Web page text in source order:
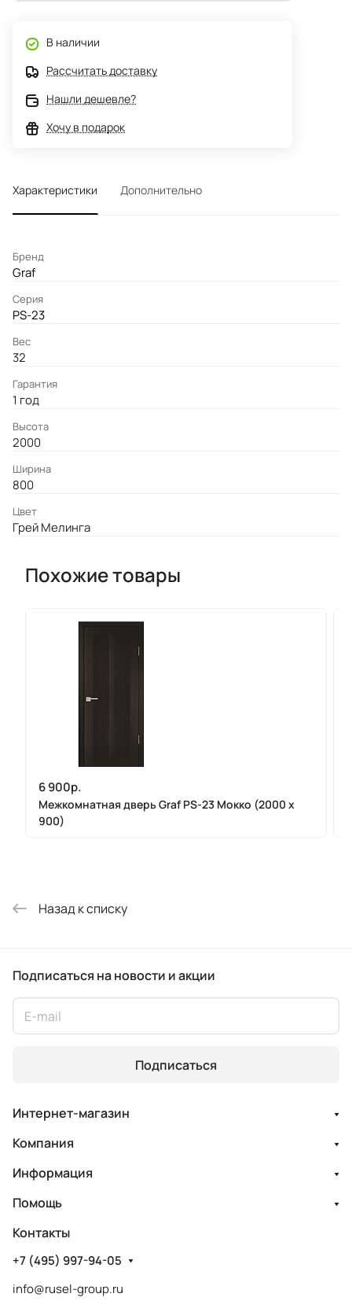
В наличии
Рассчитать доставку
Нашли дешевле?
Хочу в подарок
Характеристики Дополнительно
Бренд
Graf
Серия
PS-23
Вес
32
Гарантия
1 год
Высота
2000
Ширина
800
Цвет
Грей Мелинга
Похожие товары
6 900р.
Межкомнатная дверь Graf PS-23 Мокко (2000 х
900)
Назад к списку
Подписаться на новости и акции
Подписаться
Интернет-магазин
Компания
Информация
Помощь
Контакты
+7 (495) 997-94-05
info@rusel-group.ru